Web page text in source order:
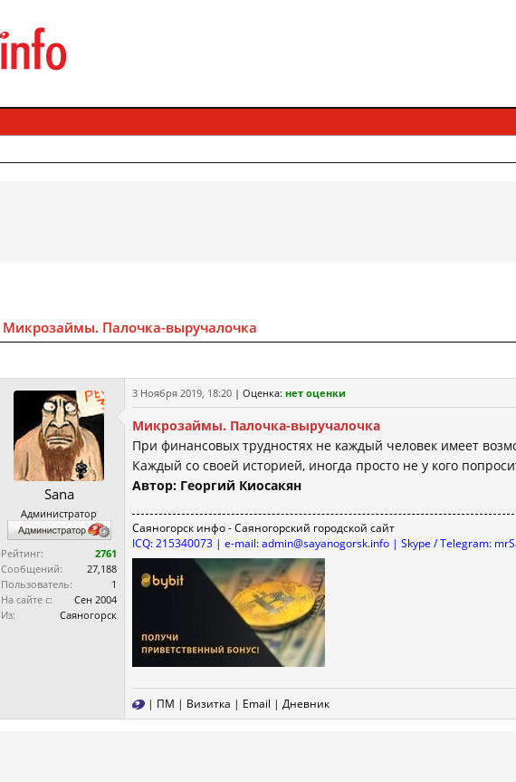
Микрозаймы. Палочка-выручалочка
Sana
Администратор
Рейтинг:
2761
Сообщений:
27,188
Пользователь:
1
На сайте с:
Сен 2004
Из:
Саяногорск
3 Ноября 2019, 18:20 | Оценка: нет оценки
Микрозаймы. Палочка-выручалочка
При финансовых трудностях не каждый человек имеет
Каждый со своей историей, иногда просто не у кого
Автор: Георгий Киосакян
Саяногорск инфо - Саяногорский городской сайт
ICQ: 215340073 | e-mail: admin@sayanogorsk.info | Skype / Telegram:
| ПМ | Визитка | Email | Дневник